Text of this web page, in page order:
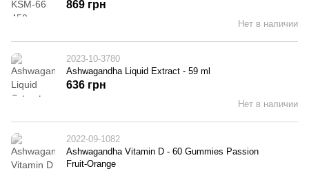
Нет в наличии
869 грн
2023-10-3780
Ashwagandha Liquid Extract - 59 ml
Нет в наличии
636 грн
2022-09-1082
Ashwagandha Vitamin D - 60 Gummies Passion
Fruit-Orange